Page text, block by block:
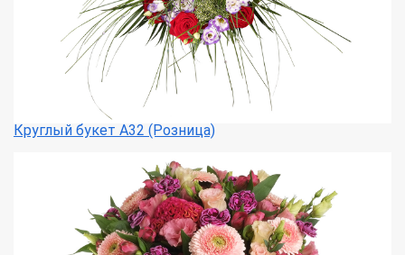
Круглый букет А32 (Розница)